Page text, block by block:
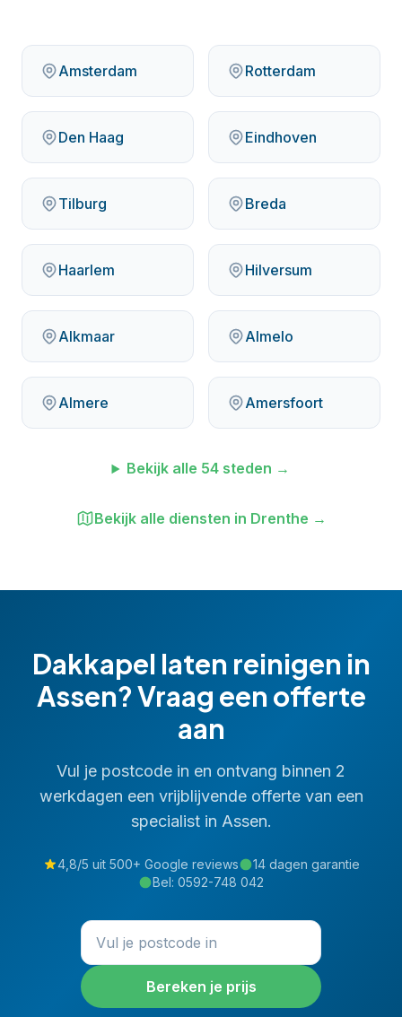
Amsterdam Rotterdam
Den Haag Eindhoven
Tilburg Breda
Haarlem Hilversum
Alkmaar Almelo
Almere Amersfoort
Bekijk alle 54 steden →
Bekijk alle diensten in Drenthe →
Dakkapel laten reinigen in
Assen? Vraag een offerte
aan
Vul je postcode in en ontvang binnen 2
werkdagen een vrijblijvende offerte van een
specialist in Assen.
4,8/5 uit 500+ Google reviews
14 dagen garantie
Bel: 0592-748 042
Bereken je prijs